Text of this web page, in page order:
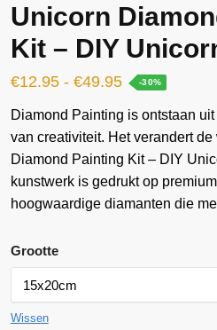
Unicorn
Kit – DIY
€12.95 - €49.95 -30%
Diamond Painting is ontstaan
van creativiteit. Het verandert
Diamond Painting Kit – DIY
kunstwerk is gedrukt op
hoogwaardige diamanten die
Grootte
Wissen